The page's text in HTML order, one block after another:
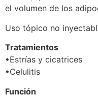
el volumen de los
Uso tópico no
Tratamientos
•Estrías y cicatrices
•Celulitis
Función